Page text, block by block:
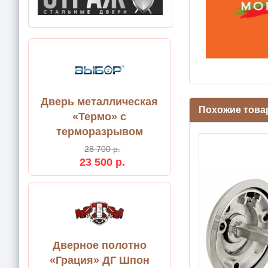
Дверь металлическая
«Термо» с
терморазрывом
28 700 р.
23 500 р.
Дверное полотно
«Грация» ДГ Шпон
Похожие